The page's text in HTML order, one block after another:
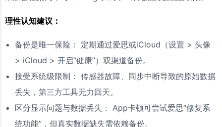
理性认知建议：
备份是唯一保险： 定期通过爱思或iCloud（设置 > 头像
> iCloud > 开启“健康”）双渠道备份。
接受系统级限制： 传感器故障、同步中断导致的原始数据
丢失，第三方工具无力回天。
区分显示问题与数据丢失： App卡顿可尝试爱思“修复系
统功能”，但真实数据缺失需依赖备份。